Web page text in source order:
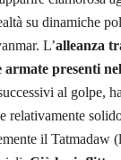
su dinamiche
L’alleanza
presenti
al golpe,
relativamente
il Tatmadaw